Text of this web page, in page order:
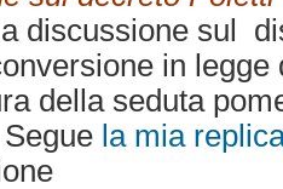
discussione sul
in legge
della seduta
la mia